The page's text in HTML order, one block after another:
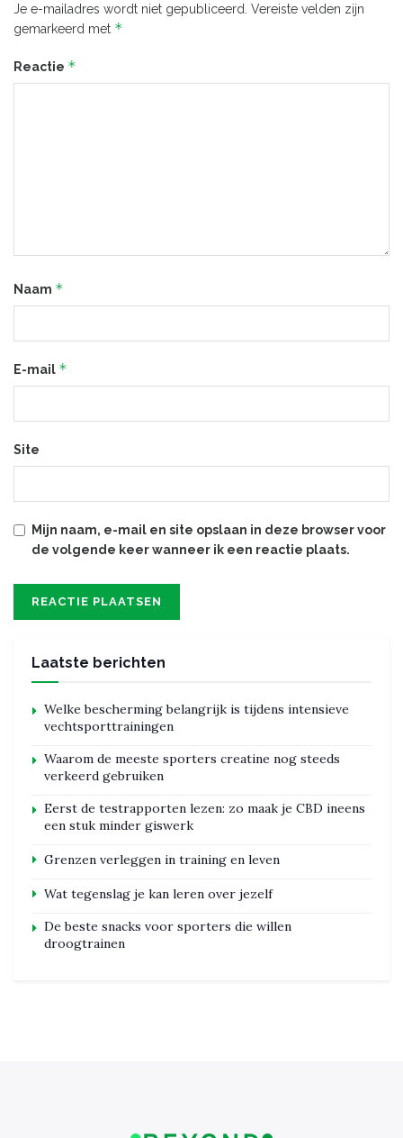
Je e-mailadres wordt niet gepubliceerd. Vereiste velden zijn
gemarkeerd met *
Reactie *
Naam *
E-mail *
Site
Mijn naam, e-mail en site opslaan in deze browser voor
de volgende keer wanneer ik een reactie plaats.
Laatste berichten
Welke bescherming belangrijk is tijdens intensieve
vechtsporttrainingen
Waarom de meeste sporters creatine nog steeds
verkeerd gebruiken
Eerst de testrapporten lezen: zo maak je CBD ineens
een stuk minder giswerk
Grenzen verleggen in training en leven
Wat tegenslag je kan leren over jezelf
De beste snacks voor sporters die willen
droogtrainen